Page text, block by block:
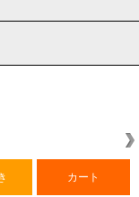
カート